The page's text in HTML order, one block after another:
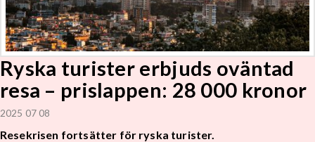
Ryska turister erbjuds oväntad
resa – prislappen: 28 000 kronor
2025 07 08
Resekrisen fortsätter för ryska turister.